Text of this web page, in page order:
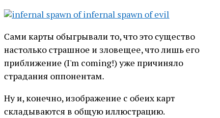
Сами карты обыгрывали то, что это существо
настолько страшное и зловещее, что лишь его
приближение (I'm coming!) уже причиняло
страдания оппонентам.
Ну и, конечно, изображение с обеих карт
складываются в общую иллюстрацию.